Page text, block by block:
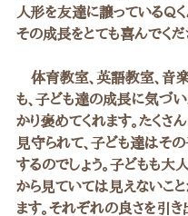
人形を友達に譲っているQく
その成長をとても喜んでくだ
体育教室、英語教室、音
も、子ども達の成長に気づい
かり褒めてくれます。たくさ
見守られて、子ども達はそ
するのでしょう。子どもも大
から見ていては見えないこと
ます。それぞれの良さを引き